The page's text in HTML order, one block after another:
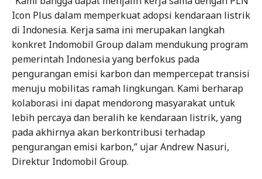
Icon Plus dalam memperkuat adopsi kendaraan listrik
di Indonesia. Kerja sama ini merupakan langkah
konkret Indomobil Group dalam mendukung program
pemerintah Indonesia yang berfokus pada
pengurangan emisi karbon dan mempercepat transisi
menuju mobilitas ramah lingkungan. Kami berharap
kolaborasi ini dapat mendorong masyarakat untuk
lebih percaya dan beralih ke kendaraan listrik, yang
pada akhirnya akan berkontribusi terhadap
pengurangan emisi karbon,” ujar Andrew Nasuri,
Direktur Indomobil Group.